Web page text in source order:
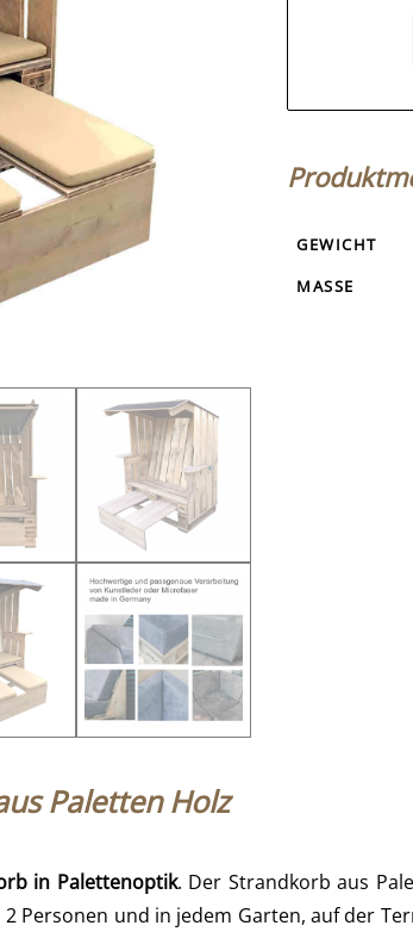
GEWICHT
MASSE
Paletten Holz
in Palettenoptik. Der Strandkorb aus
und in jedem Garten, auf der